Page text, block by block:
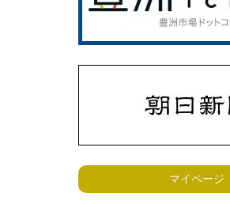
マイページ